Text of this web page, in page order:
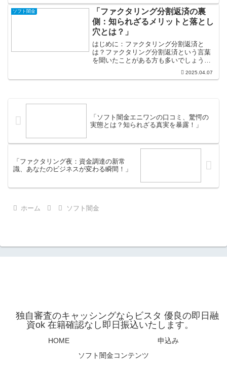
グレーゾーンに位置する貸金業者です。
一般的な金融機関とは...
ソフト闇金
「ファクタリング分割返済の裏
側：知られざるメリットと落とし
穴とは？」
はじめに：ファクタリング分割返済と
は？ファクタリング分割返済という言葉
を聞いたことがある方も多いでしょう
が、その実態は意外と知られていないか
もしれません。この手法は、企業が資金
2025.04.07
「ソフト闇金エニワンの口コミ、驚愕の
実態とは？知られざる真実を暴露！」
「ファクタリング夜：資金調達の新常
識、あなたのビジネスが変わる瞬間！」
ホーム ソフト闇金
独自審査のキャッシングならビスタ 優良の即日融
資ok 在籍確認なし即日振込いたします。
HOME
申込み
ソフト闇金コンテンツ